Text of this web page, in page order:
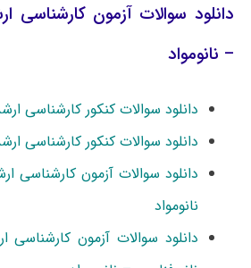
دانلود سوالات آزمون کارشناسی
– نانومواد
دانلود سوالات کنکور کارشناسی ارشد ۹۹
دانلود سوالات کنکور کارشناسی ارشد ۹۸
نانومواد